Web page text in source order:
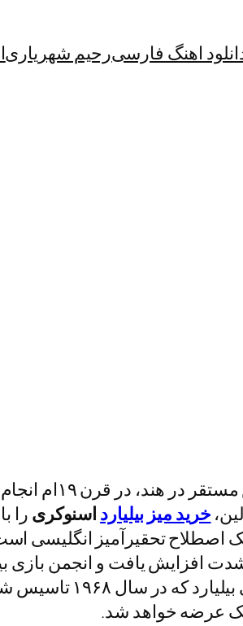
اهنگ فارسیرحیم شهریاری
خرید میز بیلیارد اسنوکری را
یک اصطلاح تحقیرآمیز
شد. به عنوان یک ورزش حرفه